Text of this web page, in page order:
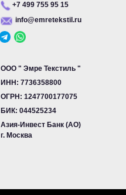
+7 499 755 95 15
info@emretekstil.ru
ООО " Эмре Текстиль "
ИНН: 7736358800
ОГРН: 1247700177075
БИК: 044525234
Азия-Инвест Банк (АО)
г. Москва